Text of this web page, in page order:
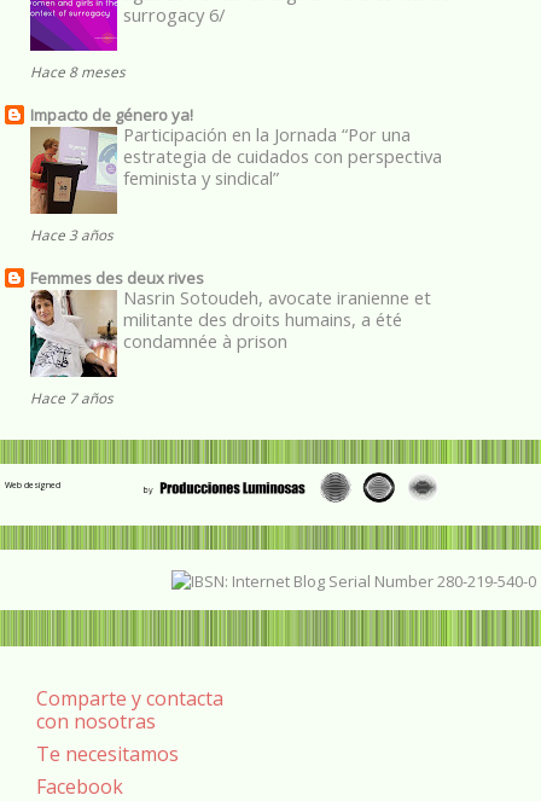
surrogacy 6/
Hace 8 meses
Impacto de género ya!
Participación en la Jornada “Por una
estrategia de cuidados con perspectiva
feminista y sindical”
Hace 3 años
Femmes des deux rives
Nasrin Sotoudeh, avocate iranienne et
militante des droits humains, a été
condamnée à prison
Hace 7 años
Web designed
Comparte y contacta
con nosotras
Te necesitamos
Facebook